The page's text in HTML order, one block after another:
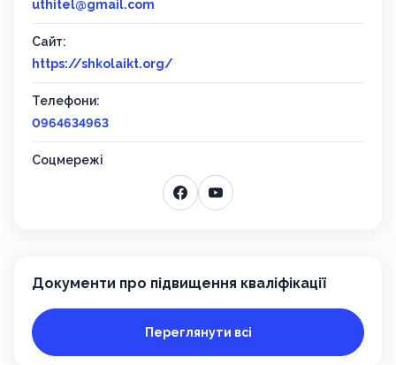
uthitel@gmail.com
Сайт:
https://shkolaikt.org/
Телефони:
0964634963
Соцмережі
Документи про підвищення кваліфікації
Переглянути всі